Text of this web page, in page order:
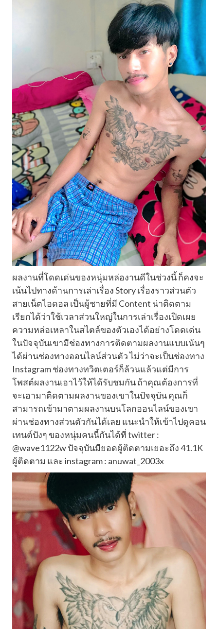
ผลงานที่โดดเด่นของหนุ่มหล่องานดีในช่วงนี้ ก็คงจะ
เน้นไปทางด้านการเล่าเรื่อง Story เรื่องราวส่วนตัว
สายเน็ตไอดอล เป็นผู้ชายที่มี Content น่าติดตาม
เรียกได้ว่าใช้เวลาส่วนใหญ่ในการเล่าเรื่องเปิดเผย
ความหล่อเหลาในสไตล์ของตัวเองได้อย่างโดดเด่น
ในปัจจุบันเขามีช่องทางการติดตามผลงานแบบเน้นๆ
ได้ผ่านช่องทางออนไลน์ส่วนตัว ไม่ว่าจะเป็นช่องทาง
Instagram ช่องทางทวิตเตอร์ก็ล้วนแล้วแต่มีการ
โพสต์ผลงานเอาไว้ให้ได้รับชมกัน ถ้าคุณต้องการที่
จะเอามาติดตามผลงานของเขาในปัจจุบัน คุณก็
สามารถเข้ามาตามผลงานบนโลกออนไลน์ของเขา
ผ่านช่องทางส่วนตัวกันได้เลย แนะนำให้เข้าไปดูคอน
เทนต์ปังๆ ของหนุ่มคนนี้กันได้ที่ twitter :
@wave1122w ปัจจุบันมียอดผู้ติดตามเยอะถึง41.1K
ผู้ติดตาม และ instagram : anuwat_2003x